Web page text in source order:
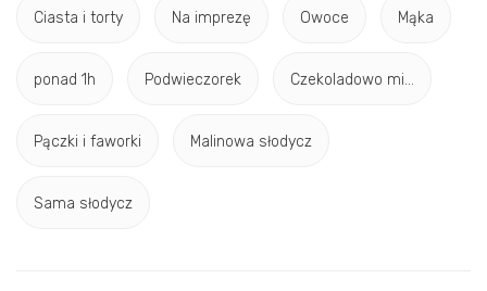
Ciasta i torty Na imprezę Owoce Mąka
ponad 1h Podwieczorek Czekoladowo mi...
Pączki i faworki Malinowa słodycz
Sama słodycz